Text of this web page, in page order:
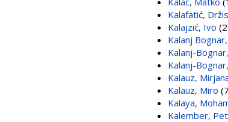
Kalafatić,
Kalajzić, Ivo
Kalanj
Kalanj-
Kalanj-
Kalauz,
Kalauz, Miro
Kalaya,
Kalember,